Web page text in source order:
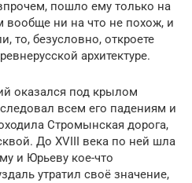
пошло ему только на
вообще ни на что не похож, и
то, безусловно, откроете
архитектуре.
оказался под крылом
всем его падениям и
Стромынская дорога,
До XVIII века по ней шла
и Юрьеву кое-что
утратил своё значение,